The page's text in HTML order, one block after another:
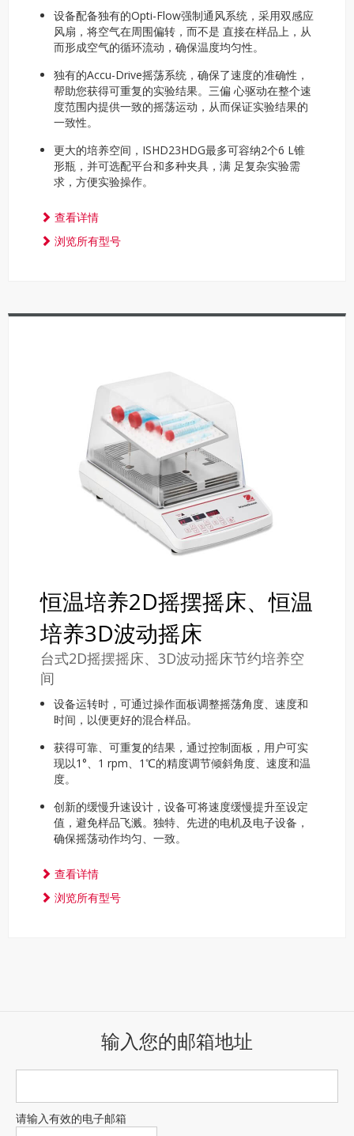
设备配备独有的Opti-Flow强制通风系统，采用双感应
风扇，将空气在周围偏转，而不是 直接在样品上，从
而形成空气的循环流动，确保温度均匀性。
独有的Accu-Drive摇荡系统，确保了速度的准确性，
帮助您获得可重复的实验结果。三偏 心驱动在整个速
度范围内提供一致的摇荡运动，从而保证实验结果的
一致性。
更大的培养空间，ISHD23HDG最多可容纳2个6 L锥
形瓶，并可选配平台和多种夹具，满 足复杂实验需
求，方便实验操作。
查看详情
浏览所有型号
恒温培养2D摇摆摇床、恒温
培养3D波动摇床
台式2D摇摆摇床、3D波动摇床节约培养空
间
设备运转时，可通过操作面板调整摇荡角度、速度和
时间，以便更好的混合样品。
获得可靠、可重复的结果，通过控制面板，用户可实
现以1°、1 rpm、1℃的精度调节倾斜角度、速度和温
度。
创新的缓慢升速设计，设备可将速度缓慢提升至设定
值，避免样品飞溅。独特、先进的电机及电子设备，
确保摇荡动作均匀、一致。
查看详情
浏览所有型号
输入您的邮箱地址
请输入有效的电子邮箱